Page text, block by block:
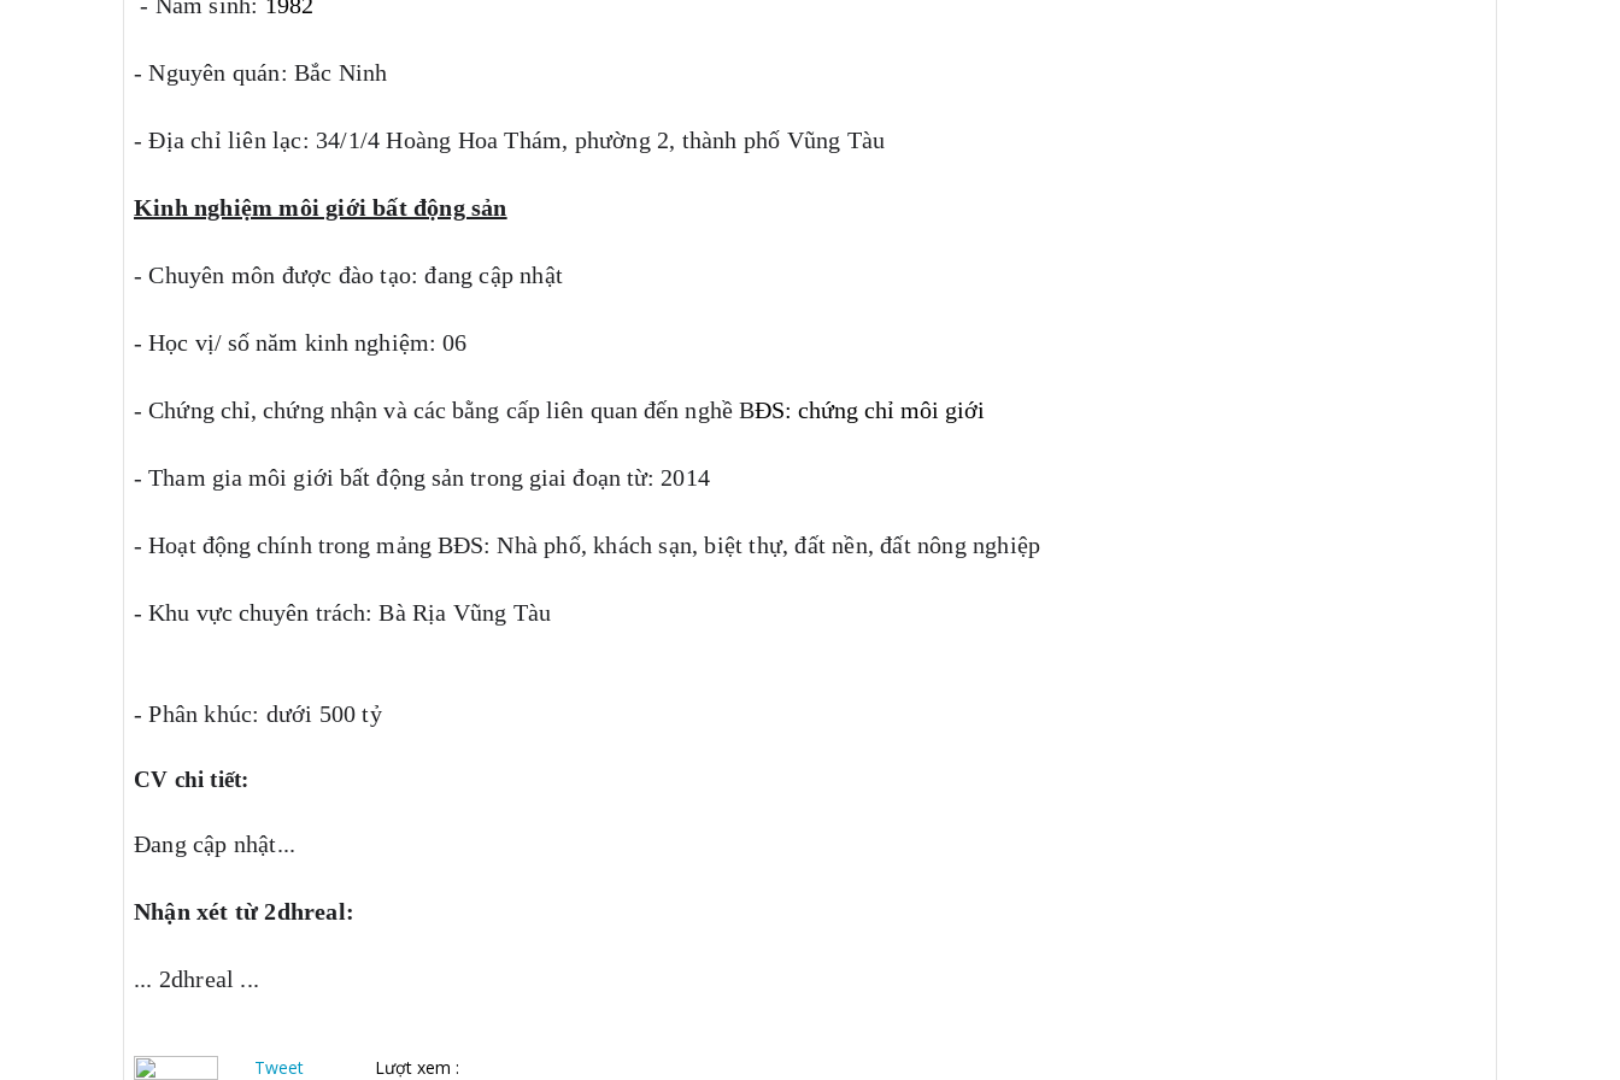
- Nguyên quán: Bắc Ninh
- Địa chỉ liên lạc: 34/1/4 Hoàng Hoa Thám, phường 2, thành phố Vũng Tàu
Kinh nghiệm môi giới bất động sản
- Chuyên môn được đào tạo: đang cập nhật
- Học vị/ số năm kinh nghiệm: 06
- Chứng chỉ, chứng nhận và các bằng cấp liên quan đến nghề BĐS: chứng chỉ môi giới
- Tham gia môi giới bất động sản trong giai đoạn từ: 2014
- Hoạt động chính trong mảng BĐS:Nhà phố, khách sạn, biệt thự, đất nền, đất nông nghiệp
- Khu vực chuyên trách:Bà Rịa Vũng Tàu
- Phân khúc: dưới 500 tỷ
CV chi tiết:
Đang cập nhật...
Nhận xét từ 2dhreal:
... 2dhreal ...
Tweet
Lượt xem :